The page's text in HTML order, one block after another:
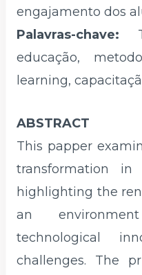
engajamento dos
Palavras-chave:
educação,
learning,
ABSTRACT
This papper
transformation
highlighting the
an
technological
challenges. The